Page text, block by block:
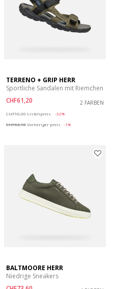
TERRENO + GRIP HERR
Sportliche Sandalen mit Riemchen
CHF61,20
2 FARBEN
CHF90,00 Listenpreis
-32%
CHF62,10Vorheriger preis -1%
BALTMOORE HERR
Niedrige Sneakers